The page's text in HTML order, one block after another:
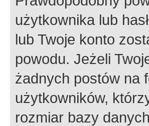
użytkownika lub
lub Twoje konto
powodu. Jeżeli
żadnych postów na
użytkowników,
rozmiar bazy